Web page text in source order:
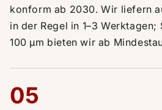
konform ab 2030. Wir liefern
in der Regel in 1–3
100 µm bieten wir ab
05